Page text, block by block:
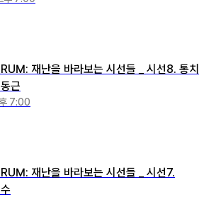
재난을 바라보는 시선들 _ 시선8. 통치
근
7:00
재난을 바라보는 시선들 _ 시선7.